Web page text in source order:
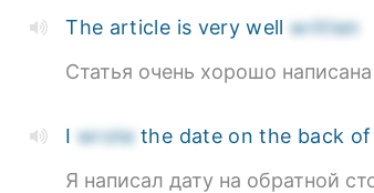
The article is very wellwritten
Статья очень хорошо написана
I wrotethe date on the back
Я написал дату на обратной